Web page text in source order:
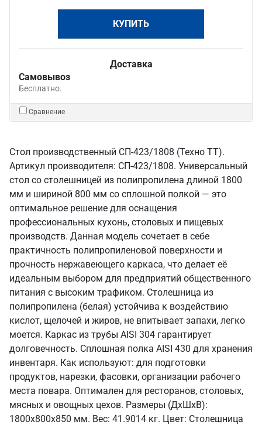
КУПИТЬ
Доставка
Самовывоз
Бесплатно.
Сравнение
Стол производственный СП-423/1808 (Техно ТТ).
Артикул производителя: СП-423/1808. Универсальный
стол со столешницей из полипропилена длиной 1800
мм и шириной 800 мм со сплошной полкой — это
оптимальное решение для оснащения
профессиональных кухонь, столовых и пищевых
производств. Данная модель сочетает в себе
практичность полипропиленовой поверхности и
прочность нержавеющего каркаса, что делает её
идеальным выбором для предприятий общественного
питания с высоким трафиком. Столешница из
полипропилена (белая) устойчива к воздействию
кислот, щелочей и жиров, не впитывает запахи, легко
моется. Каркас из трубы AISI 304 гарантирует
долговечность. Сплошная полка AISI 430 для хранения
инвентаря. Как используют: для подготовки
продуктов, нарезки, фасовки, организации рабочего
места повара. Оптимален для ресторанов, столовых,
мясных и овощных цехов. Размеры (ДхШхВ):
1800x800x850 мм. Вес: 41.9014 кг. Цвет: Столешница